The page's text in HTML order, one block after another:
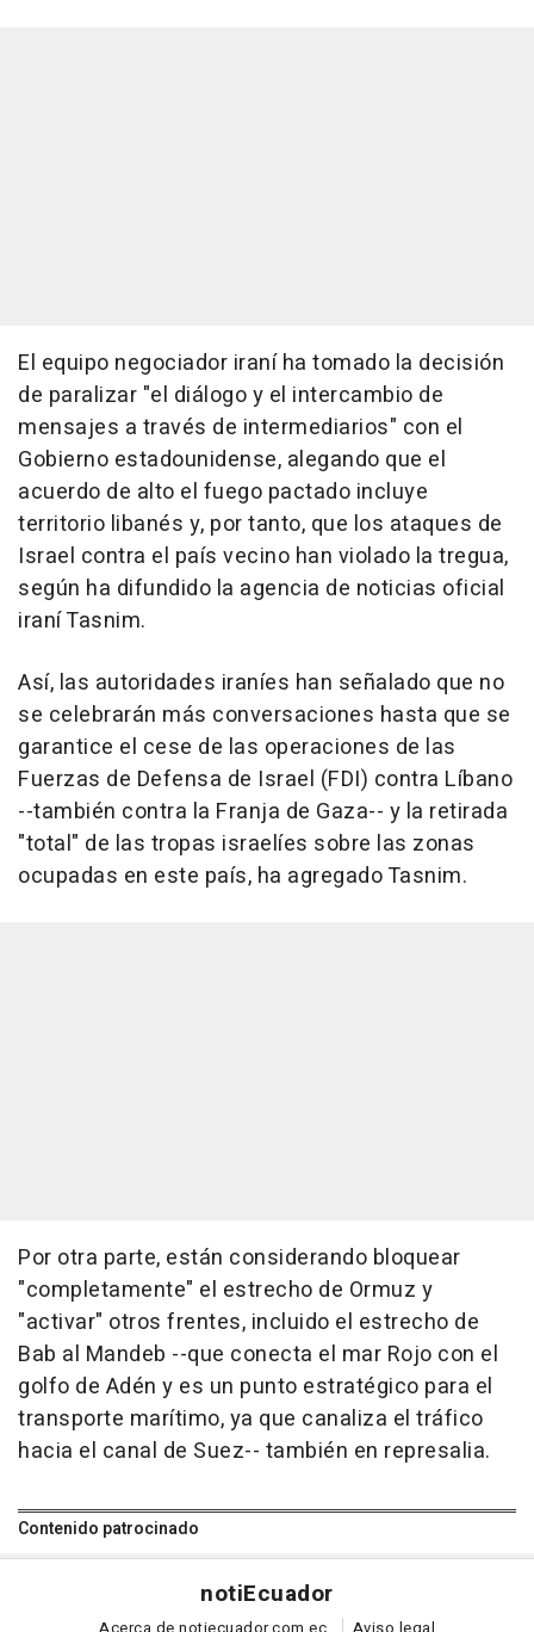
El equipo negociador iraní ha tomado la decisión
de paralizar "el diálogo y el intercambio de
mensajes a través de intermediarios" con el
Gobierno estadounidense, alegando que el
acuerdo de alto el fuego pactado incluye
territorio libanés y, por tanto, que los ataques de
Israel contra el país vecino han violado la tregua,
según ha difundido la agencia de noticias oficial
iraní Tasnim.
Así, las autoridades iraníes han señalado que no
se celebrarán más conversaciones hasta que se
garantice el cese de las operaciones de las
Fuerzas de Defensa de Israel (FDI) contra Líbano
--también contra la Franja de Gaza-- y la retirada
"total" de las tropas israelíes sobre las zonas
ocupadas en este país, ha agregado Tasnim.
Por otra parte, están considerando bloquear
"completamente" el estrecho de Ormuz y
"activar" otros frentes, incluido el estrecho de
Bab al Mandeb --que conecta el mar Rojo con el
golfo de Adén y es un punto estratégico para el
transporte marítimo, ya que canaliza el tráfico
hacia el canal de Suez-- también en represalia.
Contenido patrocinado
notiEcuador